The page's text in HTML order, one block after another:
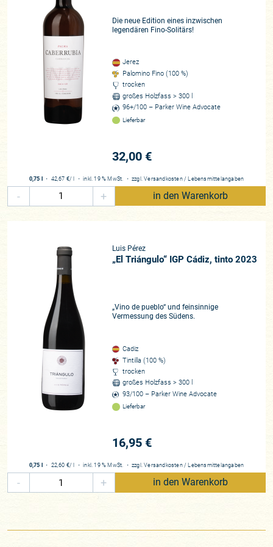
Was mich vor ein paar Jahren als „Avantgarde“ im Messeflur
ad hoc zutiefst beeindruckt hatte, war schlicht der Weg zum
Ursprung, zu den Quellen.
Der Botschafter
Willy ist mittlerweile nicht nur Wortführer und Gesicht von
Bodegas Luis Pérez, sondern maßgeblich wie auch sein
Freund Ramiro Ibáñez an der Renaissance im „Marco de
Jerez“ beteiligt. Gemeinsam arbeiten beide an dem bis dato
wurde. Willy spricht sehr gerne, ausführlich und über die
Maßen fundiert über die Weinbauhistorie seiner Heimat. Er
kennt jede Parzelle im Sherry-Dreieck, kann mit der Präzision
eines Schweizer Uhrwerks jeden Vorbesitzer nennen und
Individualität – qualitativ sowieso – herausragend sind.
Die perfekte Rezeptur
Willy Pérez macht wenig bis nichts von dem, woran man
landläufig Sherrys festmacht. Weder verstärkt er seine
Weine, noch durchlaufen die Barajuelas eine Solera. Seine
Sherrys sind reine Lagenweine aus den historischen „Grand
Crus“ der Region, sozusagen der Status quo ante zum
„klassischen“ Sherry. Dazu passend dreht sich bei Bodegas
Luis Pérez alles – selbstverständlich! – um reine Handarbeit
nach ökologischen und nachhaltigen Gesichtspunkten. Die
Weinlese innerhalb der Lage El Carrascal dauerte 2017
ein enormer Aufwand betrieben, um besagte Weine aus dem
diesen auch ohneencabezado(das Aufspriten) mehr punch
zu verleihen, nutzt Willy das uralte
asoleo-Verfahren, bei dem
vollreif gelesene Trauben über Stunden oder Tage in der
Die neue Edition eines inzwischen
legendären Fino-Solitärs!
Jerez
Palomino Fino (100 %)
trocken
großes Holzfass > 300 l
96+/100 – Parker Wine Advocate
Lieferbar
32,00 €
0,75 l ・ 42,67 €/ l ・inkl. 19 % MwSt. ・ zzgl.Versandkosten / Lebensmittelangaben
- + in den Warenkorb
Luis Pérez
„El Triángulo“ IGP Cádiz, tinto 2023
„Vino de pueblo“ und feinsinnige
Vermessung des Südens.
Cadiz
Tintilla (100 %)
trocken
großes Holzfass > 300 l
93/100 – Parker Wine Advocate
Lieferbar
16,95 €
0,75 l ・ 22,60 €/ l ・inkl. 19 % MwSt. ・ zzgl.Versandkosten / Lebensmittelangaben
- + in den Warenkorb